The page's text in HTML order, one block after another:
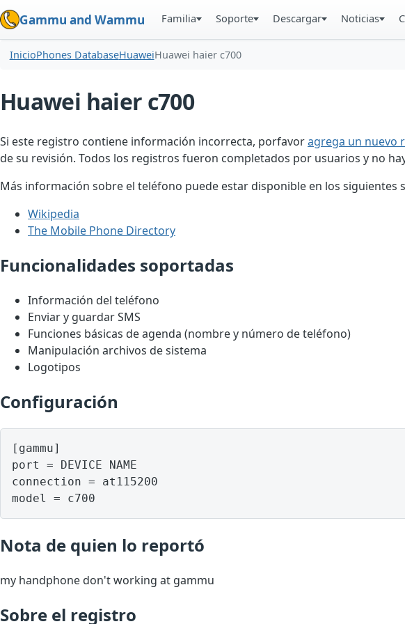
Gammu and Wammu Familia Soporte Descargar Noticias
InicioPhones DatabaseHuaweiHuawei haier c700
Huawei haier c700
Si este registro contiene información incorrecta, porfavoragrega un nuevo
de su revisión. Todos los registros fueron completados por usuarios y no
Más información sobre el teléfono puede estar disponible en los siguientes
Wikipedia
The Mobile Phone Directory
Funcionalidades soportadas
Información del teléfono
Enviar y guardar SMS
Funciones básicas de agenda (nombre y número de teléfono)
Manipulación archivos de sistema
Logotipos
Configuración
[gammu]
port = DEVICE NAME
connection = at115200
model = c700
Nota de quien lo reportó
my handphone don't working at gammu
Sobre el registro